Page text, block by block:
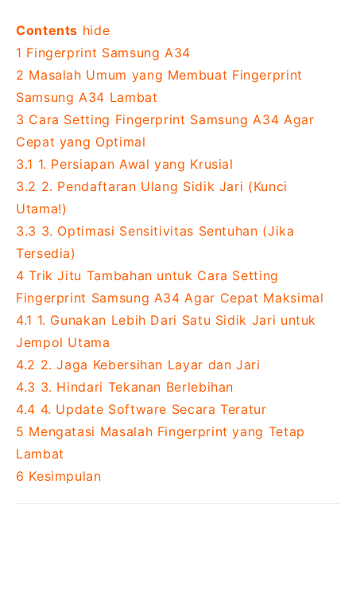
Contents hide
1 Fingerprint Samsung A34
2 Masalah Umum yang Membuat Fingerprint
Samsung A34 Lambat
3 Cara Setting Fingerprint Samsung A34 Agar
Cepat yang Optimal
3.1 1. Persiapan Awal yang Krusial
3.2 2. Pendaftaran Ulang Sidik Jari (Kunci
Utama!)
3.3 3. Optimasi Sensitivitas Sentuhan (Jika
Tersedia)
4 Trik Jitu Tambahan untuk Cara Setting
Fingerprint Samsung A34 Agar Cepat Maksimal
4.1 1. Gunakan Lebih Dari Satu Sidik Jari untuk
Jempol Utama
4.2 2. Jaga Kebersihan Layar dan Jari
4.3 3. Hindari Tekanan Berlebihan
4.4 4. Update Software Secara Teratur
5 Mengatasi Masalah Fingerprint yang Tetap
Lambat
6 Kesimpulan